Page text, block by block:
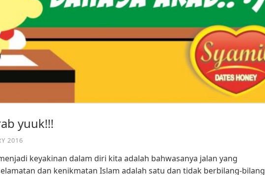
yuuk!!!
2016
keyakinan dalam diri kita adalah bahwasanya jalan yang
dan kenikmatan Islam adalah satu dan tidak berbilang-bilang